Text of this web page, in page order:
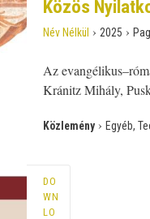
Közös
Név Nélkül › 2025 ›
Az
Kránitz Mihály,
Közlemény › Egyéb,
DO
WN
LO